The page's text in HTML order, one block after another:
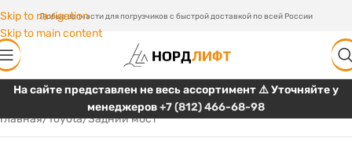
Skip to navigation
Skip to main content
Любые запчасти для погрузчиков с быстрой доставкой по всей России
На сайте представлен не весь ассортимент ⚠️ Уточняйте у
менеджеров+7 (812) 466-68-98
Главная/Toyota/Задний мост